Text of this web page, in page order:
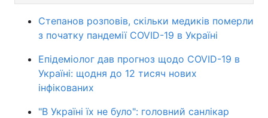
Степанов розповів, скільки медиків померли
з початку пандемії COVID-19 в Україні
Епідеміолог дав прогноз щодо COVID-19 в
Україні: щодня до 12 тисяч нових
інфікованих
"В Україні їх не було": головний санлікар